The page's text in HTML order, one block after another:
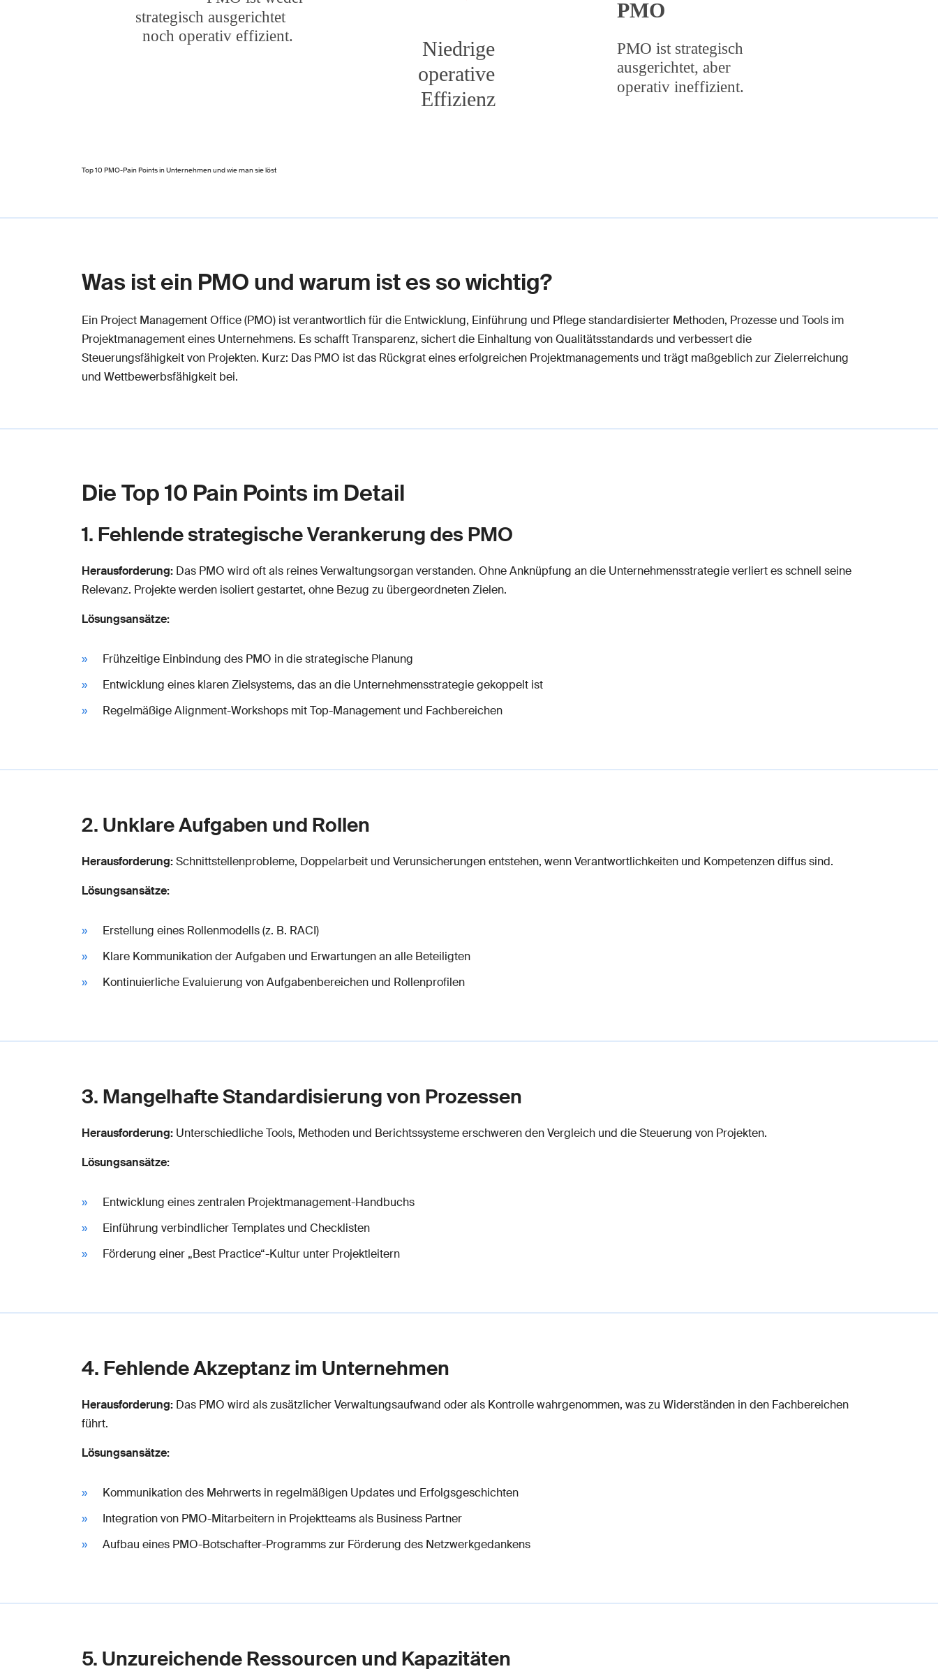
Top 10 PMO-Pain Points in Unternehmen und wie man sie löst
Was ist ein PMO und warum ist es so wichtig?
Ein Project Management Office (PMO) ist verantwortlich für die Entwicklung, Einführung und Pflege standardisierter Methoden, Prozesse und Tools im
Projektmanagement eines Unternehmens. Es schafft Transparenz, sichert die Einhaltung von Qualitätsstandards und verbessert die
Steuerungsfähigkeit von Projekten. Kurz: Das PMO ist das Rückgrat eines erfolgreichen Projektmanagements und trägt maßgeblich zur Zielerreichung
und Wettbewerbsfähigkeit bei.
Die Top 10 Pain Points im Detail
1. Fehlende strategische Verankerung des PMO
Herausforderung: Das PMO wird oft als reines Verwaltungsorgan verstanden. Ohne Anknüpfung an die Unternehmensstrategie verliert es schnell seine
Relevanz. Projekte werden isoliert gestartet, ohne Bezug zu übergeordneten Zielen.
Lösungsansätze:
Frühzeitige Einbindung des PMO in die strategische Planung
Entwicklung eines klaren Zielsystems, das an die Unternehmensstrategie gekoppelt ist
Regelmäßige Alignment-Workshops mit Top-Management und Fachbereichen
2. Unklare Aufgaben und Rollen
Herausforderung:Schnittstellenprobleme, Doppelarbeit und Verunsicherungen entstehen, wenn Verantwortlichkeiten und Kompetenzen diffus sind.
Lösungsansätze:
Erstellung eines Rollenmodells (z. B. RACI)
Klare Kommunikation der Aufgaben und Erwartungen an alle Beteiligten
Kontinuierliche Evaluierung von Aufgabenbereichen und Rollenprofilen
3. Mangelhafte Standardisierung von Prozessen
Herausforderung: Unterschiedliche Tools, Methoden und Berichtssysteme erschweren den Vergleich und die Steuerung von Projekten.
Lösungsansätze:
Entwicklung eines zentralen Projektmanagement-Handbuchs
Einführung verbindlicher Templates und Checklisten
Förderung einer „Best Practice“-Kultur unter Projektleitern
4. Fehlende Akzeptanz im Unternehmen
Herausforderung: Das PMO wird als zusätzlicher Verwaltungsaufwand oder als Kontrolle wahrgenommen, was zu Widerständen in den Fachbereichen
führt.
Lösungsansätze:
Kommunikation des Mehrwerts in regelmäßigen Updates und Erfolgsgeschichten
Integration von PMO-Mitarbeitern in Projektteams als Business Partner
Aufbau eines PMO-Botschafter-Programms zur Förderung des Netzwerkgedankens
5. Unzureichende Ressourcen und Kapazitäten